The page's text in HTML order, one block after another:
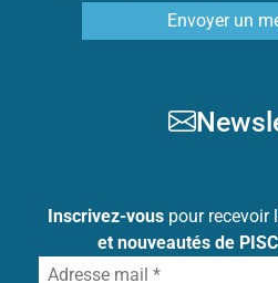
Envoyer un
Inscrivez-vouspour recevoir
et nouveautés de